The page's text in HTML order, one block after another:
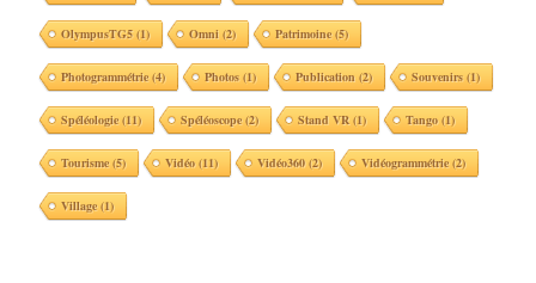
OlympusTG5(1) Omni (2) Patrimoine(5)
Photogrammétrie(4) Photos(1) Publication (2) Souvenirs(1)
Spéléologie(11) Spéléoscope(2) Stand VR (1) Tango(1)
Tourisme(5) Vidéo(11) Vidéo360(2) Vidéogrammétrie(2)
Village(1)